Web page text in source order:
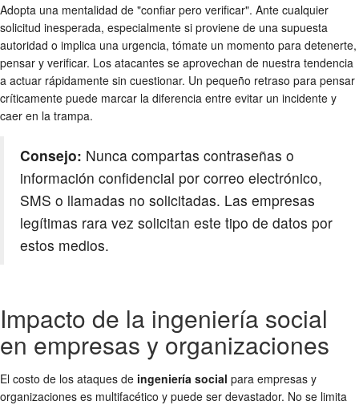
Adopta una mentalidad de "confiar pero verificar". Ante cualquier
solicitud inesperada, especialmente si proviene de una supuesta
autoridad o implica una urgencia, tómate un momento para detenerte,
pensar y verificar. Los atacantes se aprovechan de nuestra tendencia
a actuar rápidamente sin cuestionar. Un pequeño retraso para pensar
críticamente puede marcar la diferencia entre evitar un incidente y
caer en la trampa.
Consejo: Nunca compartas contraseñas o
información confidencial por correo electrónico,
SMS o llamadas no solicitadas. Las empresas
legítimas rara vez solicitan este tipo de datos por
estos medios.
Impacto de la ingeniería social
en empresas y organizaciones
El costo de los ataques de ingeniería social para empresas y
organizaciones es multifacético y puede ser devastador. No se limita